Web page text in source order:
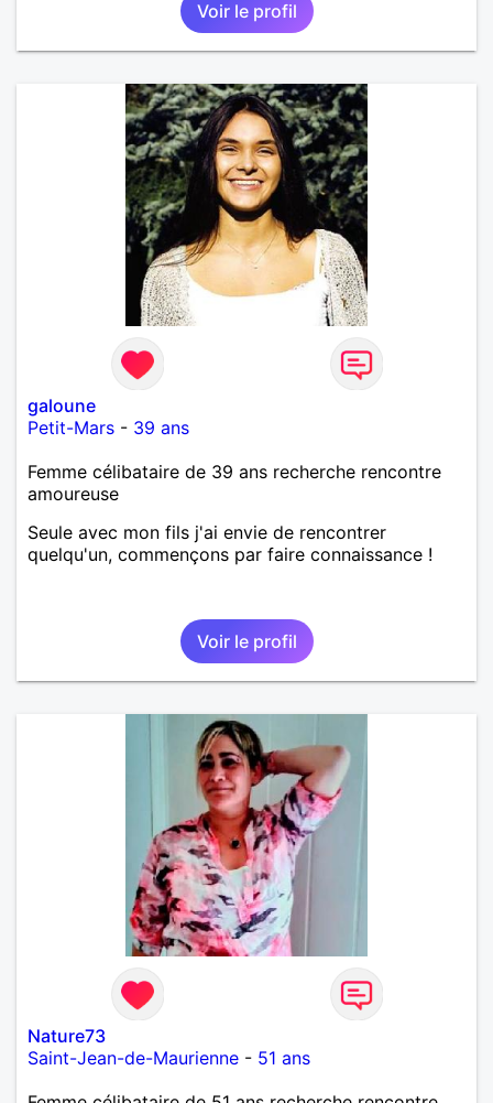
Voir le profil
galoune
Petit-Mars - 39 ans
Femme célibataire de 39 ans recherche rencontre
amoureuse
Seule avec mon fils j'ai envie de rencontrer
quelqu'un, commençons par faire connaissance !
Voir le profil
Nature73
Saint-Jean-de-Maurienne - 51 ans